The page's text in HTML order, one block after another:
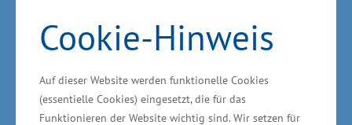
Cookie-Hinweis
Auf dieser Website werden funktionelle Cookies
(essentielle Cookies) eingesetzt, die für das
Funktionieren der Website wichtig sind. Wir setzen für
technikspezifische Lehrgänge. Das ist der
richtige Weg, um Fach- und Führungskräfte im
Unternehmen zu halten“, sagte Meyer.